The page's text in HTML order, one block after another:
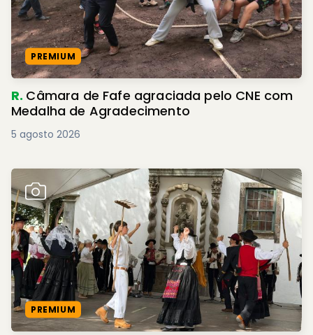
PREMIUM
R. Câmara de Fafe agraciada pelo CNE com
Medalha de Agradecimento
5 agosto 2026
PREMIUM